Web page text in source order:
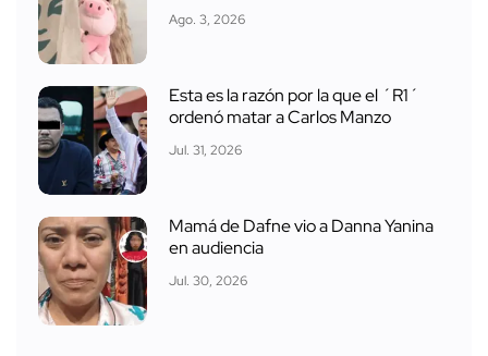
Ago. 3, 2026
Esta es la razón por la que el ´R1´
ordenó matar a Carlos Manzo
Jul. 31, 2026
Mamá de Dafne vio a Danna Yanina
en audiencia
Jul. 30, 2026